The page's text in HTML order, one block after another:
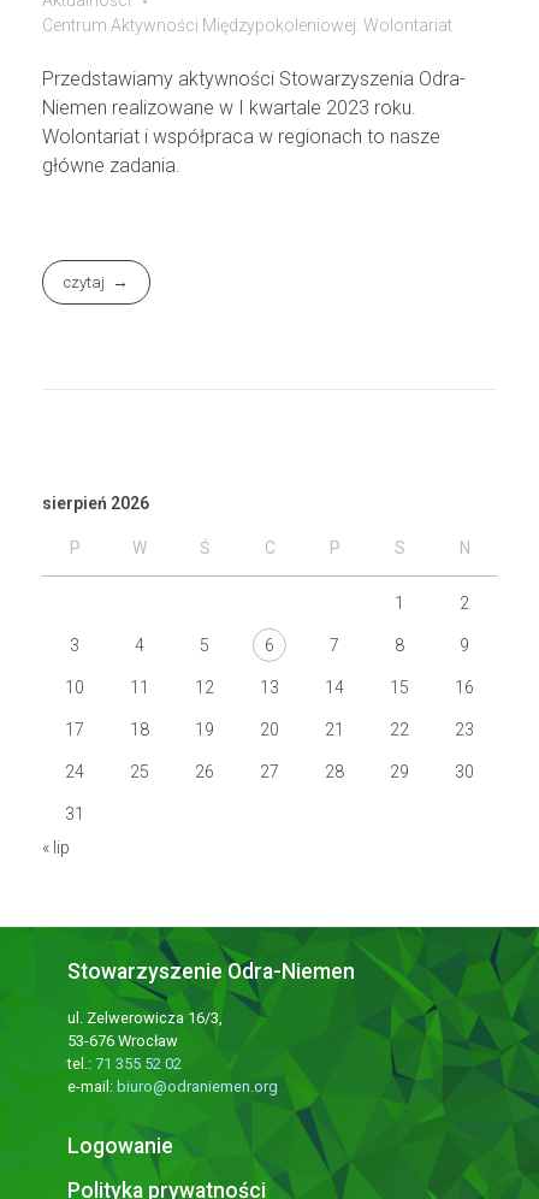
Centrum Aktywności Międzypokoleniowej. Wolontariat
Przedstawiamy aktywności Stowarzyszenia Odra-
Niemen realizowane w I kwartale 2023 roku.
Wolontariat i współpraca w regionach to nasze
główne zadania.
czytaj
sierpień 2026
P W Ś C P S N
1 2
3 4 5 6 7 8 9
10 11 12 13 14 15 16
17 18 19 20 21 22 23
24 25 26 27 28 29 30
31
« lip
Stowarzyszenie Odra-Niemen
ul. Zelwerowicza 16/3,
53-676 Wrocław
tel.: 71 355 52 02
e-mail: biuro@odraniemen.org
Logowanie
Polityka prywatności